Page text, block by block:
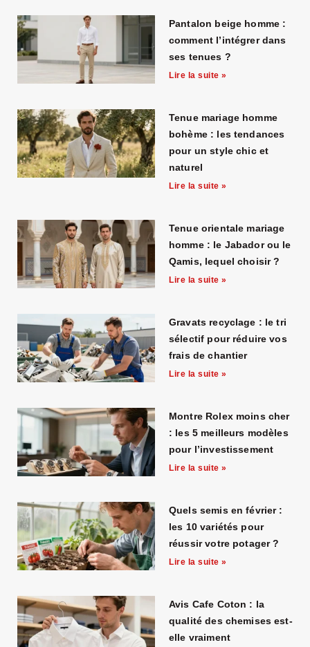
Pantalon beige homme :
comment l’intégrer dans
ses tenues ?
Lire la suite »
Tenue mariage homme
bohème : les tendances
pour un style chic et
naturel
Lire la suite »
Tenue orientale mariage
homme : le Jabador ou le
Qamis, lequel choisir ?
Lire la suite »
Gravats recyclage : le tri
sélectif pour réduire vos
frais de chantier
Lire la suite »
Montre Rolex moins cher
: les 5 meilleurs modèles
pour l’investissement
Lire la suite »
Quels semis en février :
les 10 variétés pour
réussir votre potager ?
Lire la suite »
Avis Cafe Coton : la
qualité des chemises est-
elle vraiment